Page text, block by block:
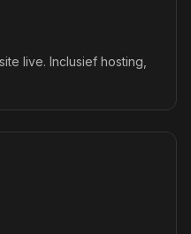
live. Inclusief hosting,